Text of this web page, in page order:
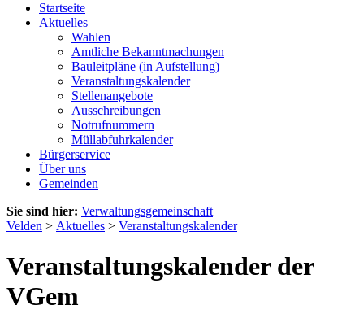
Startseite
Aktuelles
Wahlen
Amtliche Bekanntmachungen
Bauleitpläne (in Aufstellung)
Veranstaltungskalender
Stellenangebote
Ausschreibungen
Notrufnummern
Müllabfuhrkalender
Bürgerservice
Über uns
Gemeinden
Sie sind hier: Verwaltungsgemeinschaft
Velden > Aktuelles > Veranstaltungskalender
Veranstaltungskalender der
VGem